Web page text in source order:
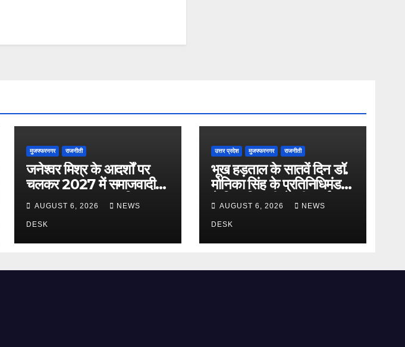
मुजफ्फरनगर राजनीती
जनेश्वर मिश्र के आदर्शों पर
चलकर 2027 में समाजवादी
सरकार बनाना लक्ष्य : ज़िया
चौधरी
AUGUST 6, 2026 NEWS
DESK
उत्तर प्रदेश मुजफ्फरनगर राजनीती
भूख हड़ताल के सातवें दिन डॉ.
मोनिका सिंह के प्रतिनिधिमंडल
ने जिलाधिकारी से की वार्ता,
निष्पक्ष जांच की मांग
AUGUST 6, 2026 NEWS
DESK